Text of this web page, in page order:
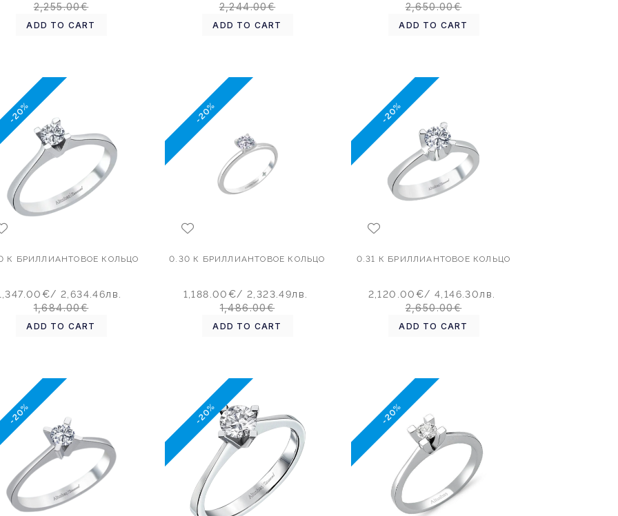
2,255.00€
ADD TO CART
2,244.00€
ADD TO CART
2,650.00€
ADD TO CART
-20%
К БРИЛЛИАНТОВОЕ КОЛЬЦО
/ 2,634.46лв.
1,684.00€
ADD TO CART
-20%
0.30 К БРИЛЛИАНТОВОЕ КОЛЬЦО
1,188.00€/ 2,323.49лв.
1,486.00€
ADD TO CART
-20%
0.31 К БРИЛЛИАНТОВОЕ КОЛЬЦО
2,120.00€/ 4,146.30лв.
2,650.00€
ADD TO CART
-20% -20% -20%